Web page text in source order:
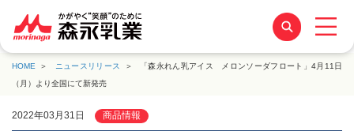
HOME ニュースリリース
「森永れん乳アイス メロンソーダフロート」4月11日
（月）より全国にて新発売
2022年03月31日 商品情報